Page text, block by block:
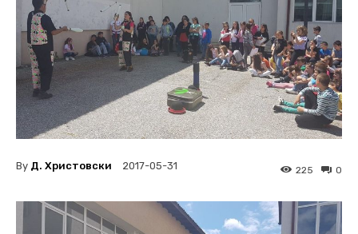
By Д. Христовски 2017-05-31 0
225